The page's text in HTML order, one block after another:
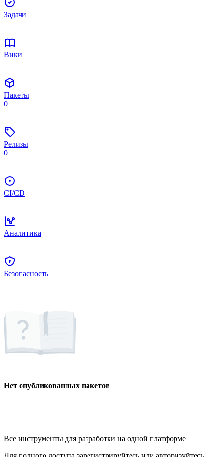
Задачи
Вики
Пакеты
0
Релизы
0
CI/CD
Аналитика
Безопасность
Нет опубликованных пакетов
Все инструменты для разработки на одной платформе
Для полного доступа зарегистрируйтесь или авторизуйтесь